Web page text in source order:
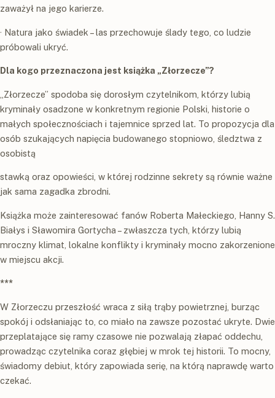
zaważył na jego karierze.
· Natura jako świadek – las przechowuje ślady tego, co ludzie
próbowali ukryć.
Dla kogo przeznaczona jest książka „Złorzecze”?
„Złorzecze” spodoba się dorosłym czytelnikom, którzy lubią
kryminały osadzone w konkretnym regionie Polski, historie o
małych społecznościach i tajemnice sprzed lat. To propozycja dla
osób szukających napięcia budowanego stopniowo, śledztwa z
osobistą
stawką oraz opowieści, w której rodzinne sekrety są równie ważne
jak sama zagadka zbrodni.
Książka może zainteresować fanów Roberta Małeckiego, Hanny S.
Białys i Sławomira Gortycha – zwłaszcza tych, którzy lubią
mroczny klimat, lokalne konflikty i kryminały mocno zakorzenione
w miejscu akcji.
***
W Złorzeczu przeszłość wraca z siłą trąby powietrznej, burząc
spokój i odsłaniając to, co miało na zawsze pozostać ukryte. Dwie
przeplatające się ramy czasowe nie pozwalają złapać oddechu,
prowadząc czytelnika coraz głębiej w mrok tej historii. To mocny,
świadomy debiut, który zapowiada serię, na którą naprawdę warto
czekać.